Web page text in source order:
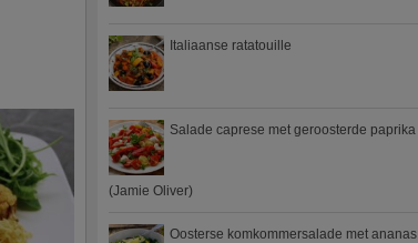
Italiaanse ratatouille
Salade caprese met geroosterde paprika
(Jamie Oliver)
Oosterse komkommersalade met ananas